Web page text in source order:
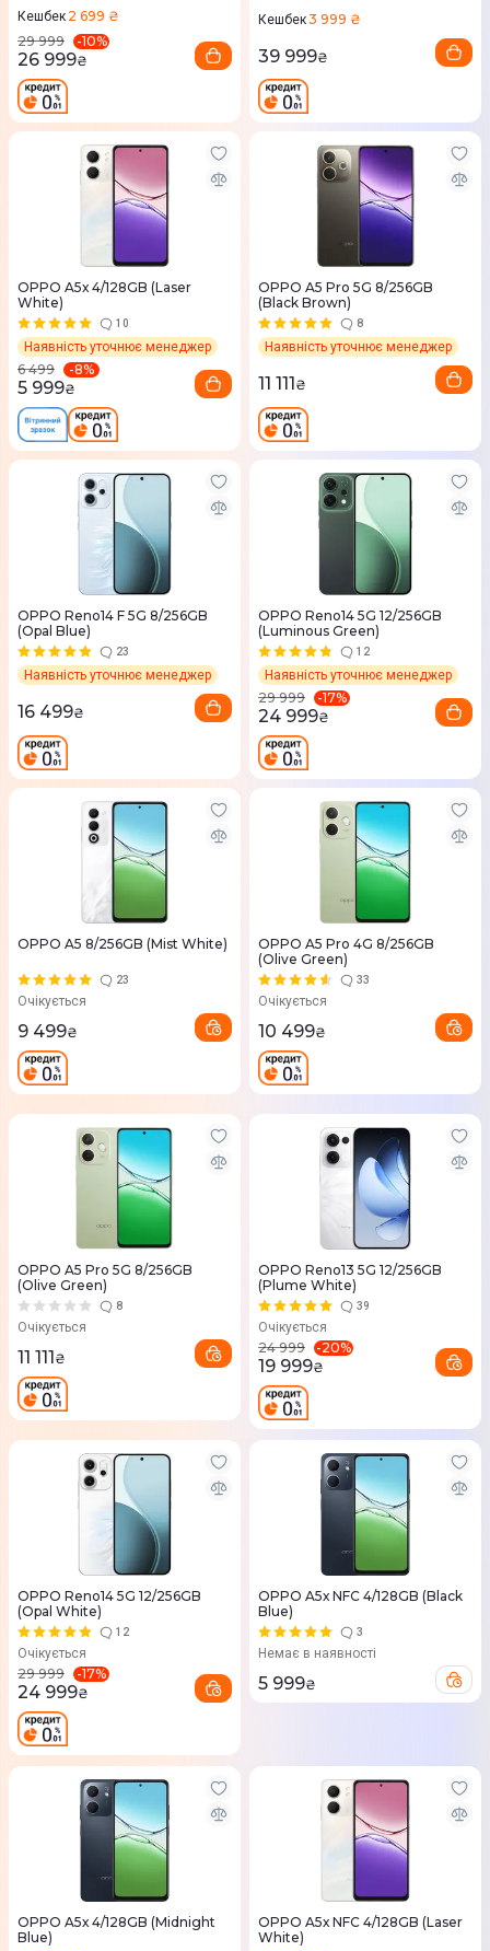
Кешбек 2 699 ₴
29 999
-10%
26 999₴
Кешбек3 999 ₴
39 999₴
OPPO A5х 4/128GB (Laser
White)
10
Наявність уточнює менеджер
6 499 -8%
5 999₴
OPPO A5 Pro 5G 8/256GB
(Black Brown)
8
Наявність уточнює менеджер
11 111₴
OPPO Reno14 F 5G 8/256GB
(Opal Blue)
23
Наявність уточнює менеджер
16 499₴
OPPO Reno14 5G 12/256GB
(Luminous Green)
12
Наявність уточнює менеджер
29 999 -17%
24 999₴
OPPO A5 8/256GB (Mist White)
23
Очікується
9 499₴
OPPO A5 Pro 4G 8/256GB
(Olive Green)
33
Очікується
10 499₴
OPPO A5 Pro 5G 8/256GB
(Olive Green)
8
Очікується
11 111₴
OPPO Reno13 5G 12/256GB
(Plume White)
39
Очікується
24 999 -20%
19 999₴
OPPO Reno14 5G 12/256GB
(Opal White)
12
Очікується
29 999 -17%
24 999₴
OPPO A5х NFC 4/128GB (Black
Blue)
3
Немає в наявності
5 999₴
OPPO A5х 4/128GB (Midnight
Blue)
OPPO A5х NFC 4/128GB (Laser
White)